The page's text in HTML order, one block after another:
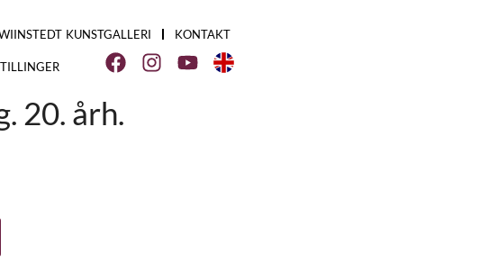
KUNSTGALLERI KONTAKT
20. årh.